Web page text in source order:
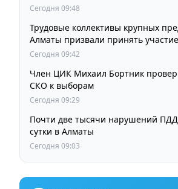
Сегодня 09:48
Трудовые коллективы крупных
Алматы призвали принять
членов Курултая
Сегодня 09:42
Член ЦИК Михаил Бортник
СКО к выборам
Сегодня 09:29
Почти две тысячи нарушений
сутки в Алматы
Сегодня 09:03